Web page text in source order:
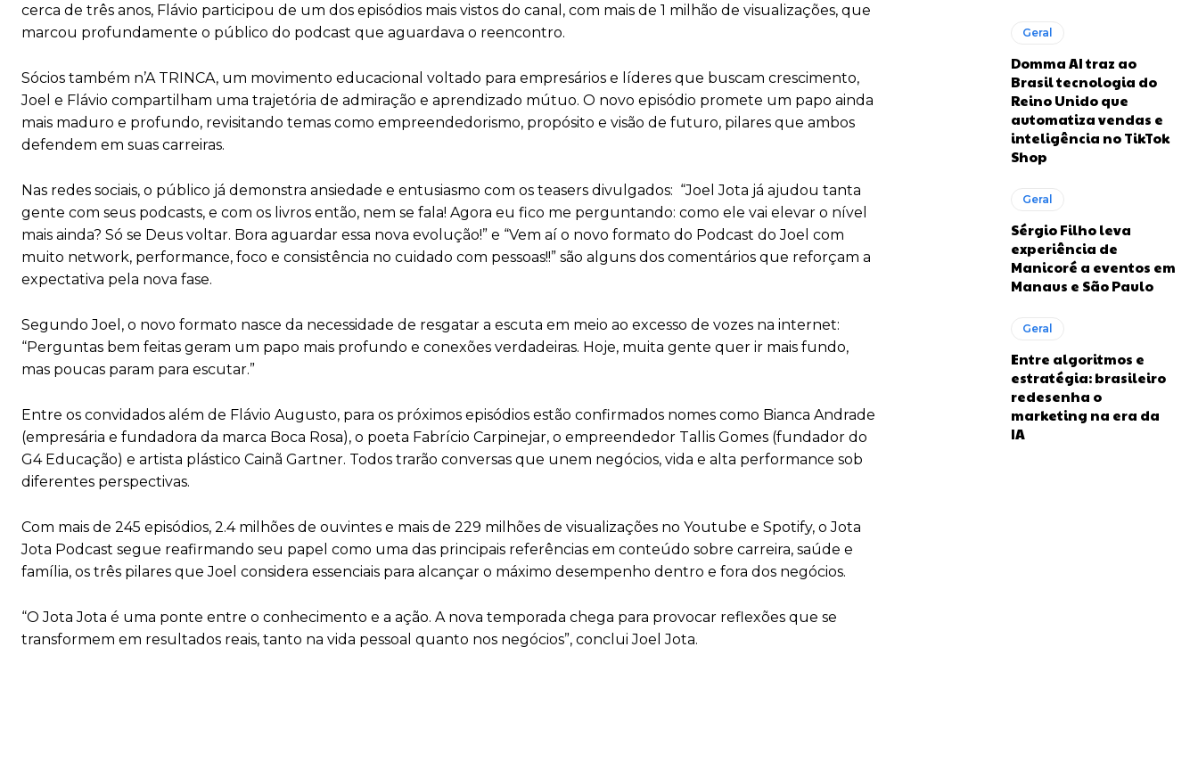
cerca de três anos, Flávio participou de um dos episódios mais vistos do canal, com mais de 1 milhão de visualizações, que
marcou profundamente o público do podcast que aguardava o reencontro.
Sócios também n’A TRINCA, um movimento educacional voltado para empresários e líderes que buscam crescimento,
Joel e Flávio compartilham uma trajetória de admiração e aprendizado mútuo. O novo episódio promete um papo ainda
mais maduro e profundo, revisitando temas como empreendedorismo, propósito e visão de futuro, pilares que ambos
defendem em suas carreiras.
Nas redes sociais, o público já demonstra ansiedade e entusiasmo com os teasers divulgados: “Joel Jota já ajudou tanta
gente com seus podcasts, e com os livros então, nem se fala! Agora eu fico me perguntando: como ele vai elevar o nível
mais ainda? Só se Deus voltar. Bora aguardar essa nova evolução!” e “Vem aí o novo formato do Podcast do Joel com
muito network, performance, foco e consistência no cuidado com pessoas!!” são alguns dos comentários que reforçam a
expectativa pela nova fase.
Segundo Joel, o novo formato nasce da necessidade de resgatar a escuta em meio ao excesso de vozes na internet:
“Perguntas bem feitas geram um papo mais profundo e conexões verdadeiras. Hoje, muita gente quer ir mais fundo,
mas poucas param para escutar.”
Entre os convidados além de Flávio Augusto, para os próximos episódios estão confirmados nomes como Bianca Andrade
(empresária e fundadora da marca Boca Rosa), o poeta Fabrício Carpinejar, o empreendedor Tallis Gomes (fundador do
G4 Educação) e artista plástico Cainã Gartner. Todos trarão conversas que unem negócios, vida e alta performance sob
diferentes perspectivas.
Com mais de 245 episódios, 2.4 milhões de ouvintes e mais de 229 milhões de visualizações no Youtube e Spotify, o Jota
Jota Podcast segue reafirmando seu papel como uma das principais referências em conteúdo sobre carreira, saúde e
família, os três pilares que Joel considera essenciais para alcançar o máximo desempenho dentro e fora dos negócios.
“O Jota Jota é uma ponte entre o conhecimento e a ação. A nova temporada chega para provocar reflexões que se
transformem em resultados reais, tanto na vida pessoal quanto nos negócios”, conclui Joel Jota.
Geral
Domma AI traz ao
Brasil tecnologia do
Reino Unido que
automatiza vendas e
inteligência no TikTok
Shop
Geral
Sérgio Filho leva
experiência de
Manicoré a eventos em
Manaus e São Paulo
Geral
Entre algoritmos e
estratégia: brasileiro
redesenha o
marketing na era da
IA